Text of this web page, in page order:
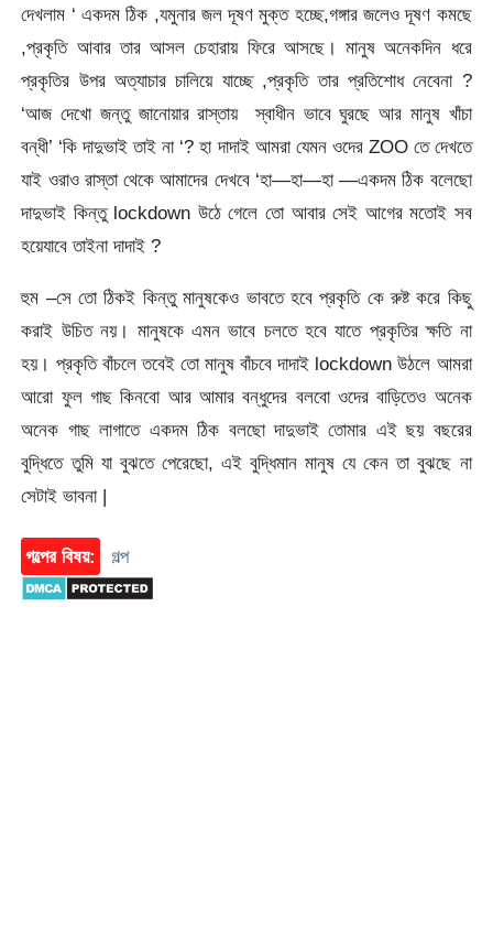
দেখলাম ‘ একদম ঠিক ,যমুনার জল দূষণ মুক্ত হচ্ছে,গঙ্গার জলেও দূষণ কমছে
,প্রকৃতি আবার তার আসল চেহারায় ফিরে আসছে। মানুষ অনেকদিন ধরে
প্রকৃতির উপর অত্যাচার চালিয়ে যাচ্ছে ,প্রকৃতি তার প্রতিশোধ নেবেনা ?
‘আজ দেখো জন্তু জানোয়ার রাস্তায় স্বাধীন ভাবে ঘুরছে আর মানুষ খাঁচা
বন্ধী’ ‘কি দাদুভাই তাই না ‘? হা দাদাই আমরা যেমন ওদের ZOO তে দেখতে
যাই ওরাও রাস্তা থেকে আমাদের দেখবে ‘হা—হা—হা —একদম ঠিক বলেছো
দাদুভাই কিন্তু lockdown উঠে গেলে তো আবার সেই আগের মতোই সব
হয়েযাবে তাইনা দাদাই ?
হুম –সে তো ঠিকই কিন্তু মানুষকেও ভাবতে হবে প্রকৃতি কে রুষ্ট করে কিছু
করাই উচিত নয়। মানুষকে এমন ভাবে চলতে হবে যাতে প্রকৃতির ক্ষতি না
হয়। প্রকৃতি বাঁচলে তবেই তো মানুষ বাঁচবে দাদাই lockdown উঠলে আমরা
আরো ফুল গাছ কিনবো আর আমার বন্ধুদের বলবো ওদের বাড়িতেও অনেক
অনেক গাছ লাগাতে একদম ঠিক বলছো দাদুভাই তোমার এই ছয় বছরের
বুদ্ধিতে তুমি যা বুঝতে পেরেছো, এই বুদ্ধিমান মানুষ যে কেন তা বুঝছে না
সেটাই ভাবনা |
গল্পের বিষয়: গল্প